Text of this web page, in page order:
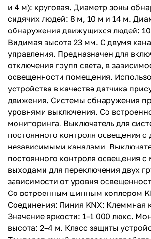
и 4 м): круговая. Диаметр зоны
сидячих людей: 8 м, 10 м и 14 м.
обнаружения движущихся людей:
Видимая высота 23 мм. С двумя
управления. Предназначен для
отключения групп света, в
освещенности помещения.
устройства в качестве датчика
движения. Системы обнаружения
уровнями выключения. Со
мониторинга. Выключатель для
постоянного контроля освещения с
независимыми каналами.
постоянного контроля освещения с
выходами для переключения двух
зависимости от уровня
Со встроенным шинным коплером
Соединения: Линия KNX: Клеммная
Значение яркости: 1–1 000 люкс.
высота: 2–4 м. Класс защиты